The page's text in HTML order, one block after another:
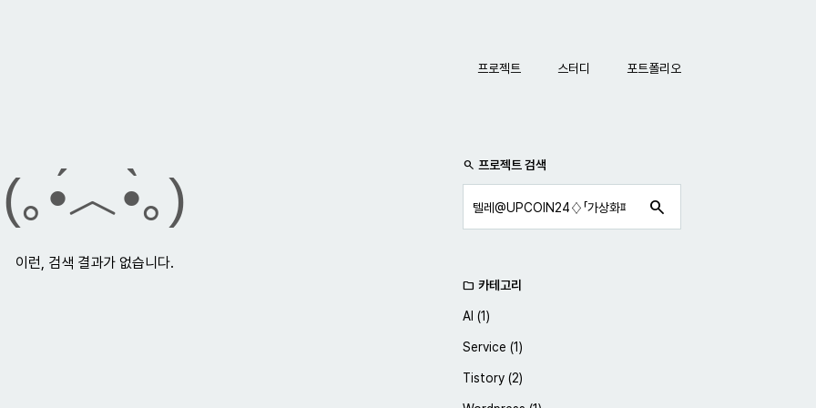
네비게이션
프로젝트 스터디 포트폴리오
(｡•́︿•̀｡)
이런, 검색 결과가 없습니다.
사이드바
search 프로젝트 검색
search
folder 카테고리
AI (1)
Service (1)
Tistory (2)